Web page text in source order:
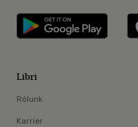
Libri
Libri
Rólunk
Karrier